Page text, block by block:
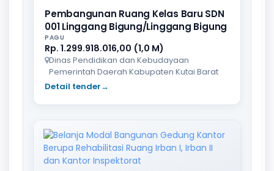
Pembangunan Ruang Kelas Baru SDN
001 Linggang Bigung/Linggang Bigung
PAGU
Rp. 1.299.918.016,00 (1,0 M)
Dinas Pendidikan dan Kebudayaan
Pemerintah Daerah Kabupaten Kutai Barat
Detail tender→